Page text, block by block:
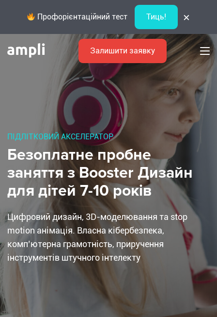
Профорієнтаційний тест Тиць! ×
Залишити заявку
ПІДЛІТКОВИЙ АКСЕЛЕРАТОР
Безоплатне пробне
заняття з Booster Дизайн
для дітей 7-10 років
Цифровий дизайн, 3D-моделювання та stop
motion анімація. Власна кібербезпека,
компʼютерна грамотність, приручення
інструментів штучного інтелекту